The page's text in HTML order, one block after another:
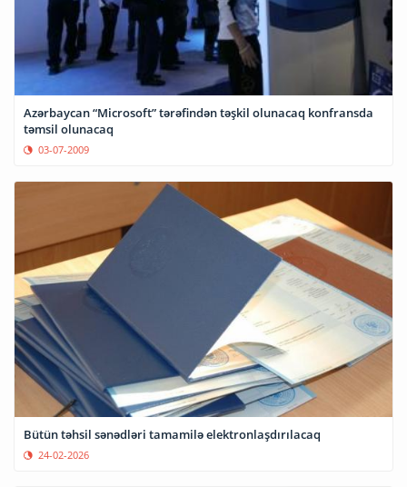
Azərbaycan “Microsoft” tərəfindən təşkil olunacaq konfransda
təmsil olunacaq
03-07-2009
Bütün təhsil sənədləri tamamilə elektronlaşdırılacaq
24-02-2026